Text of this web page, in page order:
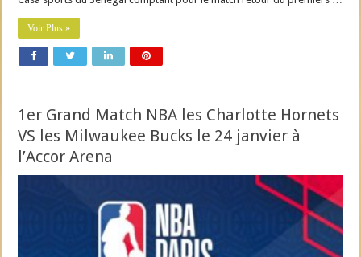
Voir Plus »
1er Grand Match NBA les Charlotte Hornets
VS les Milwaukee Bucks le 24 janvier à
l’Accor Arena